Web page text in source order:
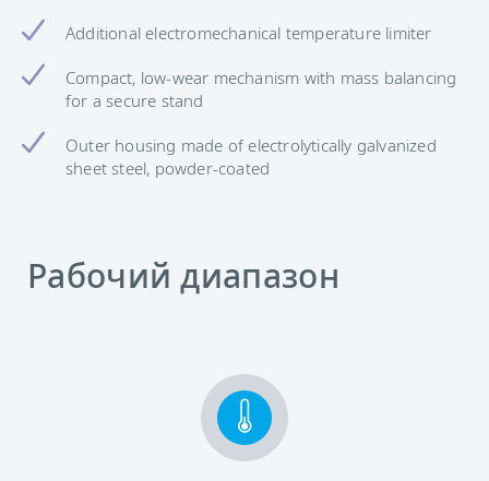
Additional electromechanical temperature limiter
Compact, low-wear mechanism with mass balancing
for a secure stand
Outer housing made of electrolytically galvanized
sheet steel, powder-coated
Рабочий диапазон